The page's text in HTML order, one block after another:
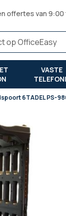
offertes van
VASTE
6TADEL PS-